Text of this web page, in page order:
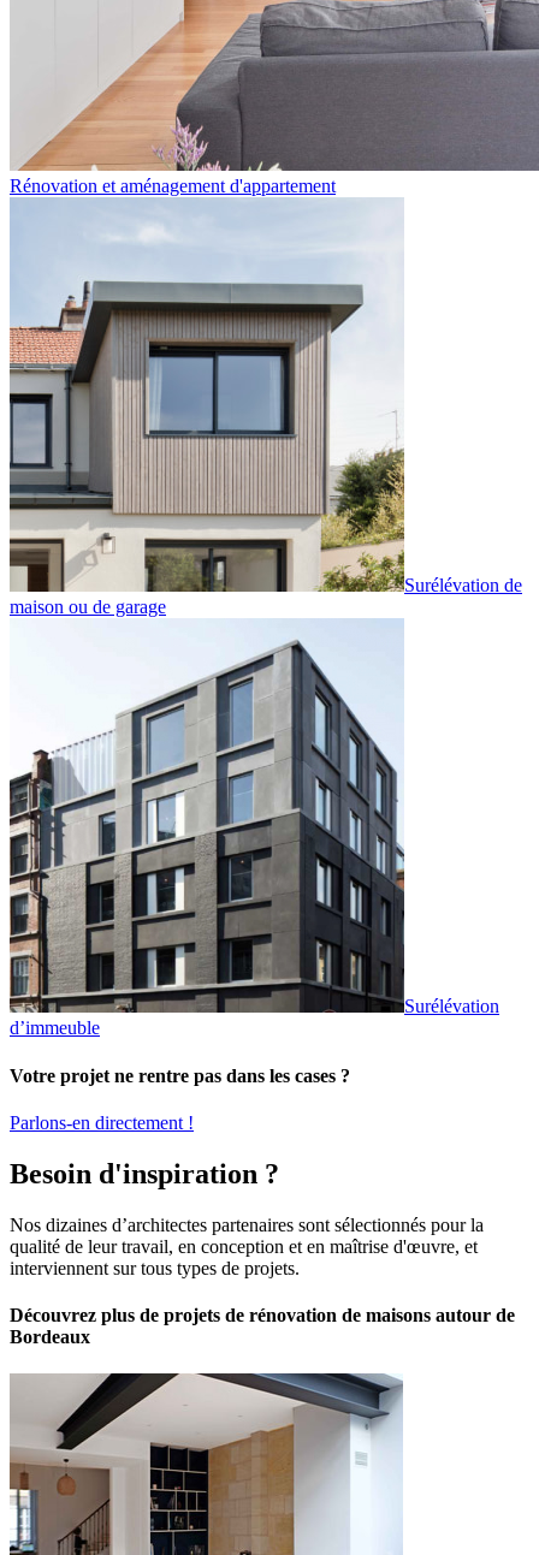
Rénovation et aménagement d'appartement
Surélévation de
maison ou de garage
Surélévation
d’immeuble
Votre projet ne rentre pas dans les cases ?
Parlons-en directement !
Besoin d'inspiration ?
Nos dizaines d’architectes partenaires sont sélectionnés pour la
qualité de leur travail, en conception et en maîtrise d'œuvre, et
interviennent sur tous types de projets.
Découvrez plus de projets de rénovation de maisons autour de
Bordeaux